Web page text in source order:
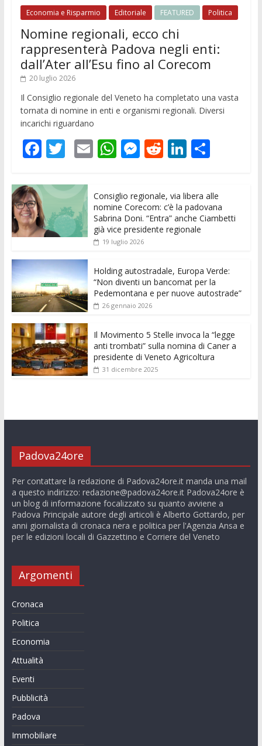
Economia e Risparmio Editoriale FEATURED Politica
Nomine regionali, ecco chi
rappresenterà Padova negli enti:
dall’Ater all’Esu fino al Corecom
20 luglio 2026
Il Consiglio regionale del Veneto ha completato una vasta
tornata di nomine in enti e organismi regionali. Diversi
incarichi riguardano
F
e
b
o
o
k
T
itt
er
E
l
W
at
s
A
p
M
e
n
g
R
di
t
Li
k
e
dI
C
n
di
vi
Consiglio regionale, via libera alle
nomine Corecom: c’è la padovana
Sabrina Doni. “Entra” anche Ciambetti
già vice presidente regionale
19 luglio 2026
Holding autostradale, Europa Verde:
“Non diventi un bancomat per la
Pedemontana e per nuove autostrade”
26 gennaio 2026
Il Movimento 5 Stelle invoca la “legge
anti trombati” sulla nomina di Caner a
presidente di Veneto Agricoltura
31 dicembre 2025
Padova24ore
Per contattare la redazione di Padova24ore.it manda una mail
a questo indirizzo: redazione@padova24ore.itPadova24ore è
un blog di informazione focalizzato su quanto avviene a
Padova Principale autore degli articoli è Alberto Gottardo, per
anni giornalista di cronaca nera e politica per l'Agenzia Ansa e
per le edizioni locali di Gazzettino e Corriere del Veneto
Argomenti
Cronaca
Politica
Economia
Attualità
Eventi
Pubblicità
Padova
Immobiliare